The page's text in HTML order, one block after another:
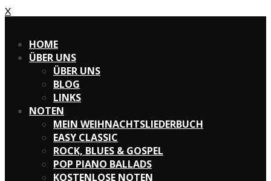
X
HOME
ÜBER UNS
ÜBER UNS
BLOG
LINKS
NOTEN
MEIN WEIHNACHTSLIEDERBUCH
EASY CLASSIC
ROCK, BLUES & GOSPEL
POP PIANO BALLADS
KOSTENLOSE NOTEN